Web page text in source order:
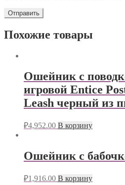
Похожие товары
Ошейник с
игровой Entice
Leash черный из
₽4,952.00 В корзину
Ошейник с
₽1,916.00 В корзину